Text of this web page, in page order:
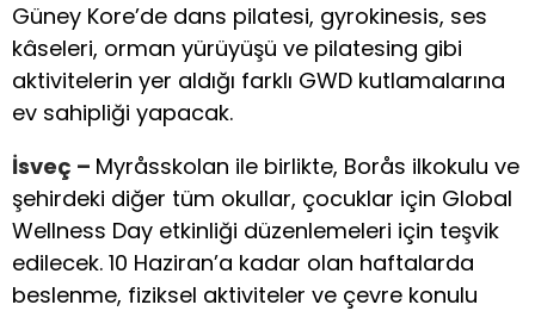
Güney Kore’de dans pilatesi, gyrokinesis, ses
kâseleri, orman yürüyüşü ve pilatesing gibi
aktivitelerin yer aldığı farklı GWD kutlamalarına
ev sahipliği yapacak.
İsveç – Myråsskolan ile birlikte, Borås ilkokulu ve
şehirdeki diğer tüm okullar, çocuklar için Global
Wellness Day etkinliği düzenlemeleri için teşvik
edilecek. 10 Haziran’a kadar olan haftalarda
beslenme, fiziksel aktiviteler ve çevre konulu